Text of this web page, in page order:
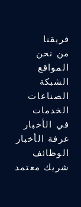
فريقنا
من نحن
المواقع
الشبكة
الصناعات
الخدمات
في الأخبار
غرفة الأخبار
الوظائف
شريك معتمد